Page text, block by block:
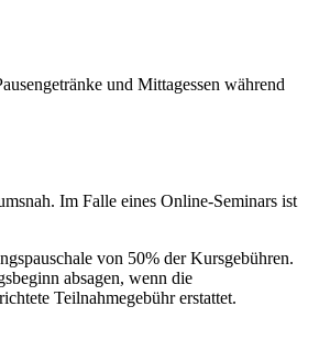
und Mittagessen während
Im Falle eines Online-Seminars ist
von 50% der Kursgebühren.
absagen, wenn die
Teilnahmegebühr erstattet.